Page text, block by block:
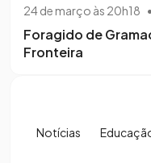
24 de março às 20h18 •
Foragido de
Fronteira
Notícias